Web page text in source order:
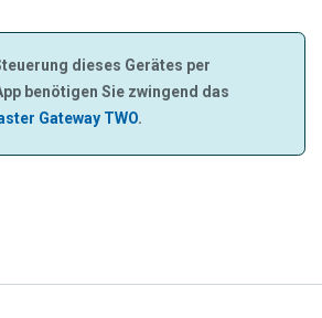
dieses Gerätes per
benötigen Sie zwingend das
Gateway TWO.